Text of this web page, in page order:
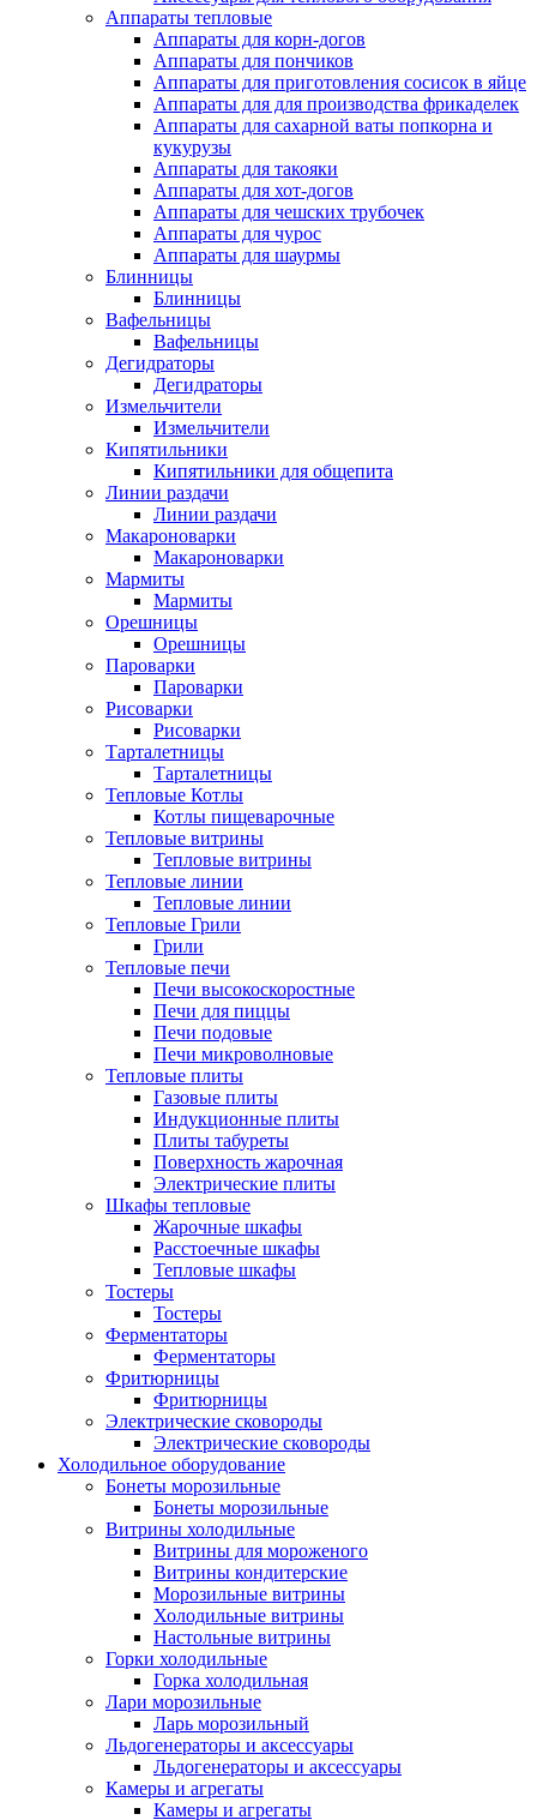
Аппараты тепловые
Аппараты для корн-догов
Аппараты для пончиков
Аппараты для приготовления сосисок в яйце
Аппараты для для производства фрикаделек
Аппараты для сахарной ваты попкорна и
кукурузы
Аппараты для такояки
Аппараты для хот-догов
Аппараты для чешских трубочек
Аппараты для чурос
Аппараты для шаурмы
Блинницы
Блинницы
Вафельницы
Вафельницы
Дегидраторы
Дегидраторы
Измельчители
Измельчители
Кипятильники
Кипятильники для общепита
Линии раздачи
Линии раздачи
Макароноварки
Макароноварки
Мармиты
Мармиты
Орешницы
Орешницы
Пароварки
Пароварки
Рисоварки
Рисоварки
Тарталетницы
Тарталетницы
Тепловые Котлы
Котлы пищеварочные
Тепловые витрины
Тепловые витрины
Тепловые линии
Тепловые линии
Тепловые Грили
Грили
Тепловые печи
Печи высокоскоростные
Печи для пиццы
Печи подовые
Печи микроволновые
Тепловые плиты
Газовые плиты
Индукционные плиты
Плиты табуреты
Поверхность жарочная
Электрические плиты
Шкафы тепловые
Жарочные шкафы
Расстоечные шкафы
Тепловые шкафы
Тостеры
Тостеры
Ферментаторы
Ферментаторы
Фритюрницы
Фритюрницы
Электрические сковороды
Электрические сковороды
Холодильное оборудование
Бонеты морозильные
Бонеты морозильные
Витрины холодильные
Витрины для мороженого
Витрины кондитерские
Морозильные витрины
Холодильные витрины
Настольные витрины
Горки холодильные
Горка холодильная
Лари морозильные
Ларь морозильный
Льдогенераторы и аксессуары
Льдогенераторы и аксессуары
Камеры и агрегаты
Камеры и агрегаты